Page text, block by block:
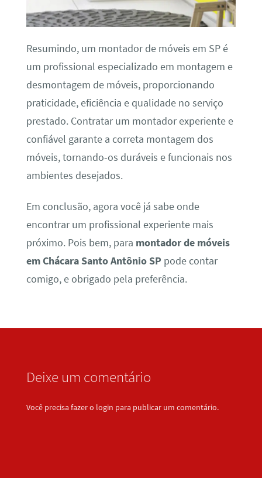
Resumindo, um montador de móveis em SP é
um profissional especializado em montagem e
desmontagem de móveis, proporcionando
praticidade, eficiência e qualidade no serviço
prestado. Contratar um montador experiente e
confiável garante a correta montagem dos
móveis, tornando-os duráveis e funcionais nos
ambientes desejados.
Em conclusão, agora você já sabe onde
encontrar um profissional experiente mais
próximo. Pois bem, para montador de móveis
em Chácara Santo Antônio SP pode contar
comigo, e obrigado pela preferência.
Deixe um comentário
Você precisa fazer o login para publicar um comentário.